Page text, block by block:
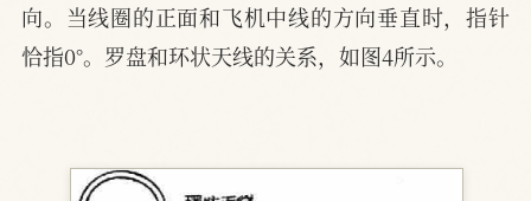
向。当线圈的正面和飞机中线的方向垂直时，指针
恰指0°。罗盘和环状天线的关系，如图4所示。